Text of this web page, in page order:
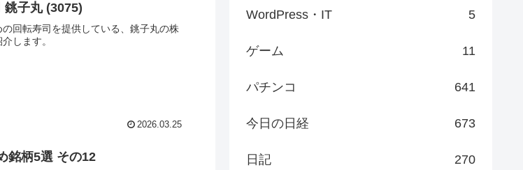
銚子丸 (3075)
回転寿司を提供している、銚子丸の株
します。
2026.03.25
銘柄5選 その12
WordPress・IT 5
ゲーム 11
パチンコ 641
今日の日経 673
日記 270